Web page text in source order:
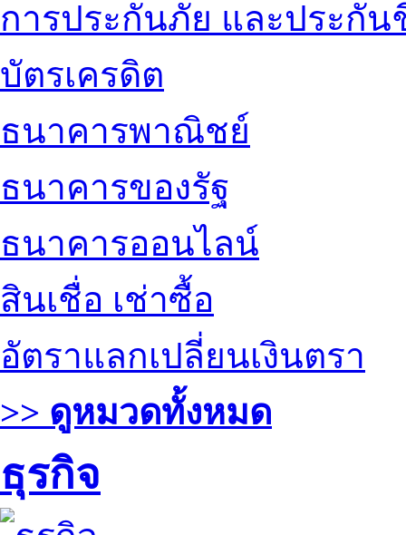
การประกันภัย และประกัน
บัตรเครดิต
ธนาคารพาณิชย์
ธนาคารของรัฐ
ธนาคารออนไลน์
สินเชื่อ เช่าซื้อ
อัตราแลกเปลี่ยนเงินตรา
>> ดูหมวดทั้งหมด
ธุรกิจ